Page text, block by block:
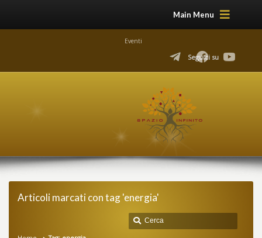
Main Menu
Eventi
Seguici su
Articoli marcati con tag 'energia'